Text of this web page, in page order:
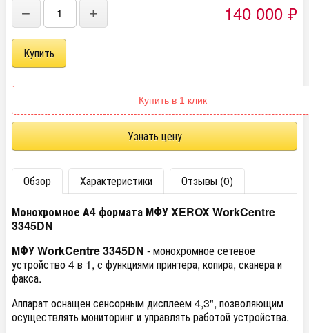
− + 140 000 ₽
Купить в 1 клик
Узнать цену
Обзор Характеристики
Отзывы (0)
Монохромное А4 формата МФУ XEROX WorkCentre
3345DN
МФУ WorkCentre 3345DN - монохромное сетевое
устройство 4 в 1, с функциями принтера, копира, сканера и
факса.
Аппарат оснащен сенсорным дисплеем 4,3", позволяющим
осуществлять мониторинг и управлять работой устройства.